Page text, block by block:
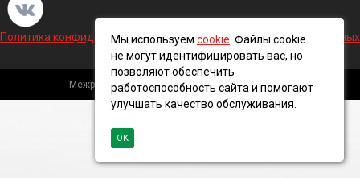
Политика конфиденциальности и обработки персональных данных
Межрегиональная кабельная компания, 2016 ©
Мы используем cookie . Файлы cookie
не могут идентифицировать вас, но
позволяют обеспечить
работоспособность сайта и помогают
улучшать качество обслуживания.
ОК